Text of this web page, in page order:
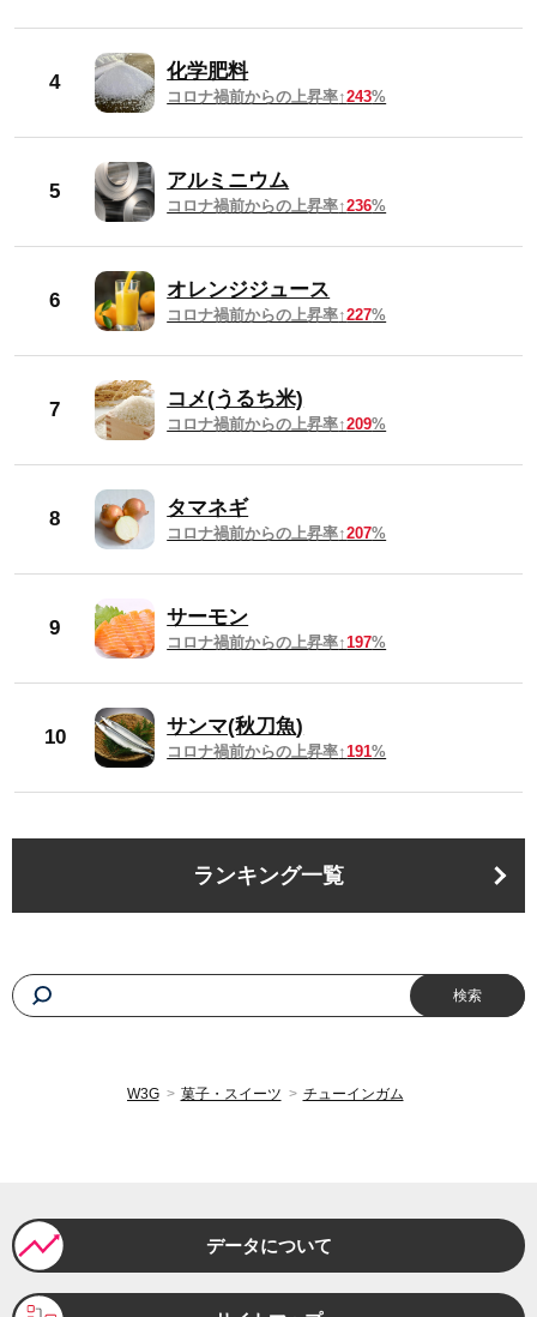
2024年7月
2024年6月 149円
2024年5月 149円
2024年3月 138円
2024年1月 130円
2023年平均
2023年12月
2023年11月 130円
2023年10月 130円
2023年9月 130円
130円
2023年1月 130円
4
化学肥料
コロナ禍前からの上昇率 243%
5
アルミニウム
コロナ禍前からの上昇率 236%
6
オレンジジュース
コロナ禍前からの上昇率 227%
7
コメ(うるち米)
コロナ禍前からの上昇率 209%
8
タマネギ
コロナ禍前からの上昇率 207%
9
サーモン
コロナ禍前からの上昇率 197%
10
サンマ(秋刀魚)
コロナ禍前からの上昇率 191%
ランキング一覧
W3G 菓子・スイーツ チューインガム
データについて